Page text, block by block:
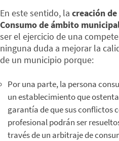
En este sentido, la creación
Consumo de ámbito
ser el ejercicio de una
ninguna duda a mejorar la
de un municipio porque:
Por una parte, la persona
un establecimiento que
garantía de que sus conflictos
profesional podrán ser
través de un arbitraje de